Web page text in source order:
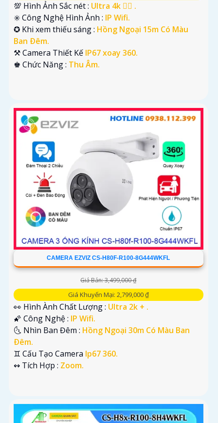
💯 Hình Ảnh Sắc nét : Ultra 4k 👍🏾 .
✳️ Công Nghệ Hình Ảnh : IP Wifi.
✪ Khi xem thiếu sáng : Hồng Ngoại 15m Có Màu
Ban Ðêm.
⚒ Camera Thiết Kế IP67 xoay 360.
️♚ Chức Năng : Thu Âm.
CAMERA EZVIZ CS-H80F-R100-8G444WKFL
Giá Bán: 3,499,000 ₫
Giá Khuyến Mại: 2,799,000 ₫
👀 Hình Ành Chất Lượng : Ultra 2k + .
🌠 Công Nghệ : IP Wifi.
🌜 Nhìn Ban Đêm : Hồng Ngoại 30m Có Màu Ban
Ðêm.
♊ Cấu Tạo Camera Ip67 360.
️↭ Tích Hợp : Zoom.